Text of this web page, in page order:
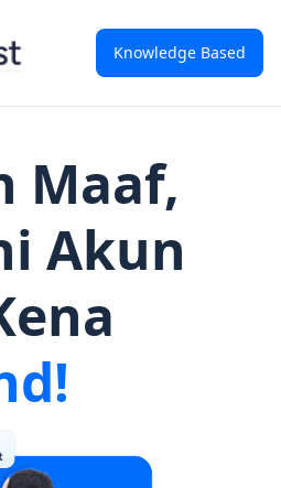
Knowledge Based
Maaf,
Akun